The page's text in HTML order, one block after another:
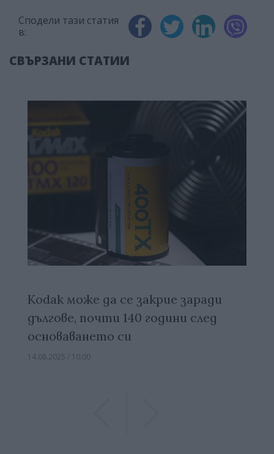
Сподели тази статия
в:
СВЪРЗАНИ СТАТИИ
Kodak може да се закрие заради
дългове, почти 140 години след
основаването си
14.08.2025 / 10:00